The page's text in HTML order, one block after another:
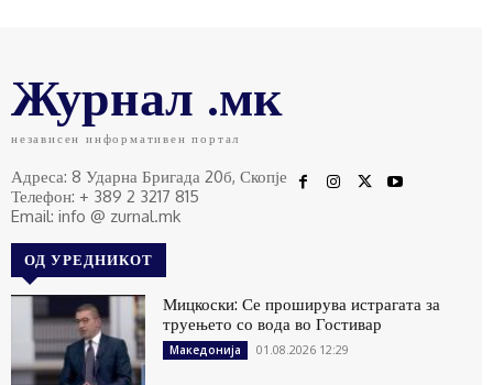
Журнал .мк
независен информативен портал
Адреса: 8 Ударна Бригада 20б, Скопје
Телефон: + 389 2 3217 815
Email: info @ zurnal.mk
ОД УРЕДНИКОТ
Мицкоски: Се проширува истрагата за
труењето со вода во Гостивар
Македонија 01.08.2026 12:29